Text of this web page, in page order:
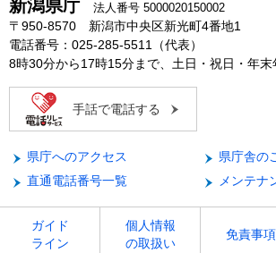
新潟県庁 法人番号 5000020150002
〒950-8570 新潟市中央区新光町4番地1
電話番号：025-285-5511（代表）
8時30分から17時15分まで、土日・祝日・年末
手話で電話する
県庁へのアクセス
県庁舎の
直通電話番号一覧
メンテナ
ガイド
ライン
個人情報
の取扱い
免責事項